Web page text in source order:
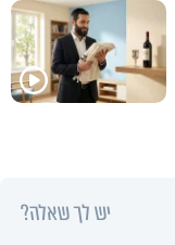
יש לך שאלה?